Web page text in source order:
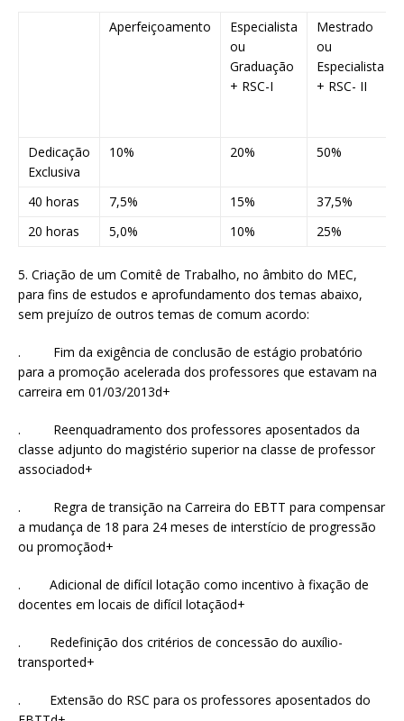
Aperfeiçoamento
Especialista
ou
Graduação
+ RSC-I
Mestrado
ou
Especialista
+ RSC- II
Dedicação
Exclusiva
10% 20% 50%
40 horas 7,5% 15% 37,5%
20 horas
5,0% 10% 25%
5. Criação de um Comitê de Trabalho, no âmbito do MEC,
para fins de estudos e aprofundamento dos temas abaixo,
sem prejuízo de outros temas de comum acordo:
. Fim da exigência de conclusão de estágio probatório
para a promoção acelerada dos professores que estavam na
carreira em 01/03/2013d+
. Reenquadramento dos professores aposentados da
classe adjunto do magistério superior na classe de professor
associadod+
. Regra de transição na Carreira do EBTT para compensar
a mudança de 18 para 24 meses de interstício de progressão
ou promoçãod+
. Adicional de difícil lotação como incentivo à fixação de
docentes em locais de difícil lotaçãod+
. Redefinição dos critérios de concessão do auxílio-
transported+
. Extensão do RSC para os professores aposentados do